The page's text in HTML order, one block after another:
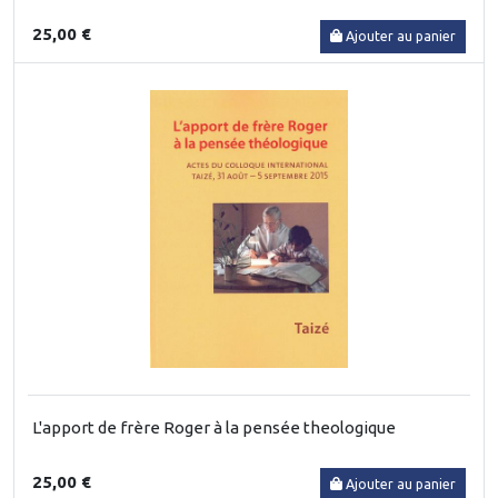
25,00 € Ajouter au panier
L'apport de frère Roger à la pensée theologique
25,00 € Ajouter au panier